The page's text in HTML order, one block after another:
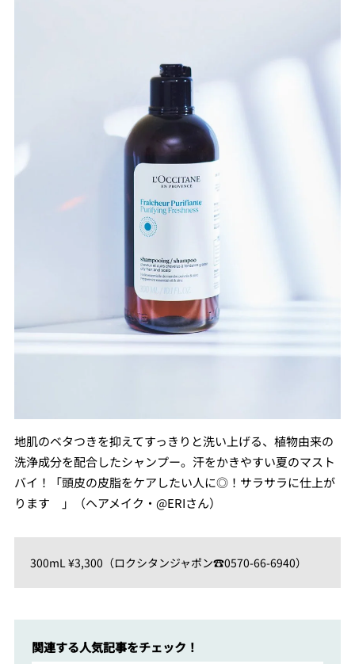
地肌のベタつきを抑えてすっきりと洗い上げる、植物由来の
洗浄成分を配合したシャンプー。汗をかきやすい夏のマスト
バイ！「頭皮の皮脂をケアしたい人に◎！サラサラに仕上が
ります 」（ヘアメイク・@ERIさん）
300mL ¥3,300（ロクシタンジャポン☎︎0570-66-6940）
関連する人気記事をチェック！